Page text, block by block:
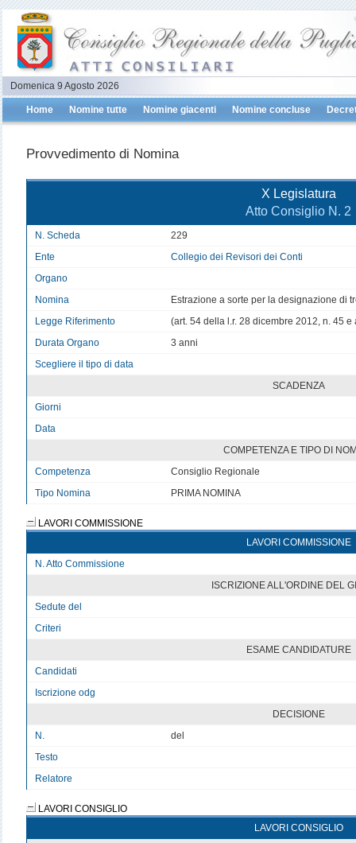
Domenica 9 Agosto 2026
Home Nomine tutte Nomine giacenti Nomine concluse
Provvedimento di Nomina
X Legislatura
Atto Consiglio N. 2
N. Scheda
229
Ente
Collegio dei Revisori dei Conti
Organo
Nomina
Estrazione a sorte per la designazione di
Legge Riferimento
(art. 54 della l.r. 28 dicembre 2012, n. 45 e
Durata Organo
3 anni
Scegliere il tipo di data
SCADENZA
Giorni
Data
COMPETENZA E TIPO DI
Competenza
Consiglio Regionale
Tipo Nomina
PRIMA NOMINA
LAVORI COMMISSIONE
LAVORI COMMISSIONE
N. Atto Commissione
ISCRIZIONE ALL'ORDINE DEL
Sedute del
Criteri
ESAME CANDIDATURE
Candidati
Iscrizione odg
DECISIONE
N.
del
Testo
Relatore
LAVORI CONSIGLIO
LAVORI CONSIGLIO